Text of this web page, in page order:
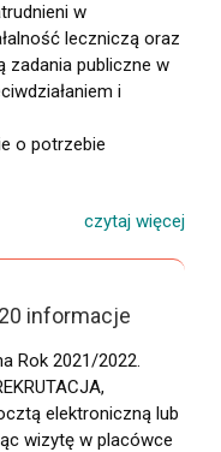
w
leczniczą oraz
zadania publiczne w
i
o potrzebie
informacje
Rok 2021/2022.
elektroniczną lub
wizytę w placówce